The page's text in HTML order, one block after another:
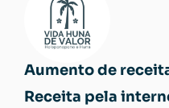
Aumento de
Receita pela